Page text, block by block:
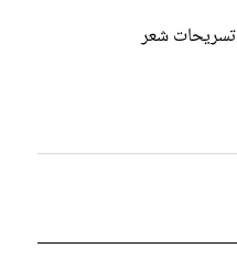
تسريحات شعر